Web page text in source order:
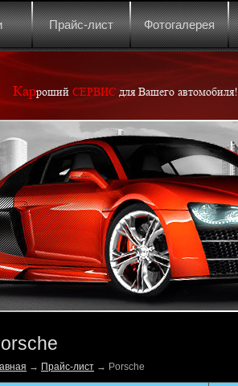
Карроший СЕРВИСдля Вашего автомобиля!
Прайс-лист Фотогалерея
→ Прайс-лист → Porsche